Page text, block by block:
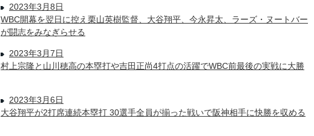
2023年3月8日
WBC開幕を翌日に控え栗山英樹監督、大谷翔平、今永昇太、ラーズ・ヌートバー
が闘志をみなぎらせる
2023年3月7日
村上宗隆と山川穂高の本塁打や吉田正尚4打点の活躍でWBC前最後の実戦に大勝
2023年3月6日
大谷翔平が2打席連続本塁打 30選手全員が揃った戦いで阪神相手に快勝を収める